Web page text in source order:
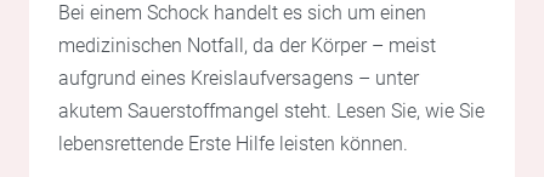
Bei einem Schock handelt es sich um einen
medizinischen Notfall, da der Körper – meist
aufgrund eines Kreislaufversagens – unter
akutem Sauerstoffmangel steht. Lesen Sie, wie Sie
lebensrettende Erste Hilfe leisten können.